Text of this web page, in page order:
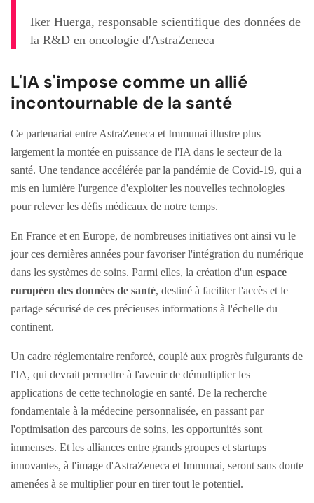
Iker Huerga, responsable scientifique des données de
la R&D en oncologie d'AstraZeneca
L'IA s'impose comme un allié
incontournable de la santé
Ce partenariat entre AstraZeneca et Immunai illustre plus
largement la montée en puissance de l'IA dans le secteur de la
santé. Une tendance accélérée par la pandémie de Covid-19, qui a
mis en lumière l'urgence d'exploiter les nouvelles technologies
pour relever les défis médicaux de notre temps.
En France et en Europe, de nombreuses initiatives ont ainsi vu le
jour ces dernières années pour favoriser l'intégration du numérique
dans les systèmes de soins. Parmi elles, la création d'un espace
européen des données de santé, destiné à faciliter l'accès et le
partage sécurisé de ces précieuses informations à l'échelle du
continent.
Un cadre réglementaire renforcé, couplé aux progrès fulgurants de
l'IA, qui devrait permettre à l'avenir de démultiplier les
applications de cette technologie en santé. De la recherche
fondamentale à la médecine personnalisée, en passant par
l'optimisation des parcours de soins, les opportunités sont
immenses. Et les alliances entre grands groupes et startups
innovantes, à l'image d'AstraZeneca et Immunai, seront sans doute
amenées à se multiplier pour en tirer tout le potentiel.